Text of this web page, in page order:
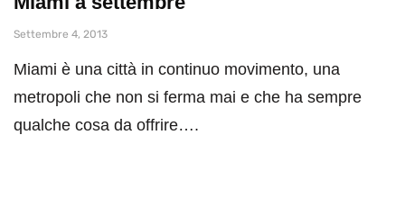
Settembre 4, 2013
Miami è una città in continuo movimento, una
metropoli che non si ferma mai e che ha sempre
qualche cosa da offrire….